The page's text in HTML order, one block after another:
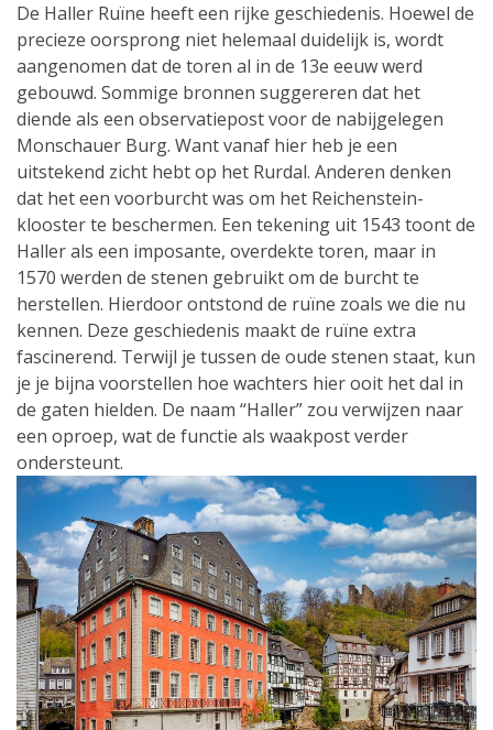
De Haller Ruïne heeft een rijke geschiedenis. Hoewel de
precieze oorsprong niet helemaal duidelijk is, wordt
aangenomen dat de toren al in de 13e eeuw werd
gebouwd. Sommige bronnen suggereren dat het
diende als een observatiepost voor de nabijgelegen
Monschauer Burg. Want vanaf hier heb je een
uitstekend zicht hebt op het Rurdal. Anderen denken
dat het een voorburcht was om het Reichenstein-
klooster te beschermen. Een tekening uit 1543 toont de
Haller als een imposante, overdekte toren, maar in
1570 werden de stenen gebruikt om de burcht te
herstellen. Hierdoor ontstond de ruïne zoals we die nu
kennen. Deze geschiedenis maakt de ruïne extra
fascinerend. Terwijl je tussen de oude stenen staat, kun
je je bijna voorstellen hoe wachters hier ooit het dal in
de gaten hielden. De naam “Haller” zou verwijzen naar
een oproep, wat de functie als waakpost verder
ondersteunt.